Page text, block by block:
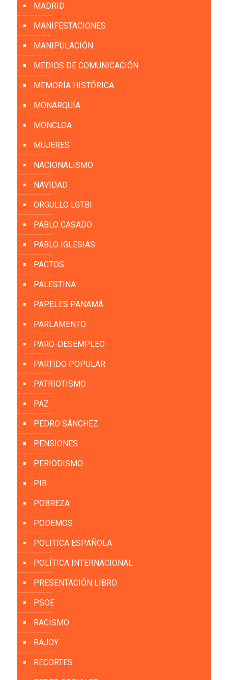
MADRID
MANIFESTACIONES
MANIPULACIÓN
MEDIOS DE COMUNICACIÓN
MEMORÍA HISTÓRICA
MONARQUÍA
MONCLOA
MUJERES
NACIONALISMO
NAVIDAD
ORGULLO LGTBI
PABLO CASADO
PABLO IGLESIAS
PACTOS
PALESTINA
PAPELES PANAMÁ
PARLAMENTO
PARO-DESEMPLEO
PARTIDO POPULAR
PATRIOTISMO
PAZ
PEDRO SÁNCHEZ
PENSIONES
PERIODISMO
PIB
POBREZA
PODEMOS
POLITICA ESPAÑOLA
POLÍTICA INTERNACIONAL
PRESENTACIÓN LIBRO
PSOE
RACISMO
RAJOY
RECORTES